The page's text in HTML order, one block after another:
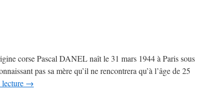
corse Pascal DANEL naît le 31 mars 1944 à Paris sous
pas sa mère qu’il ne rencontrera qu’à l’âge de 25
→